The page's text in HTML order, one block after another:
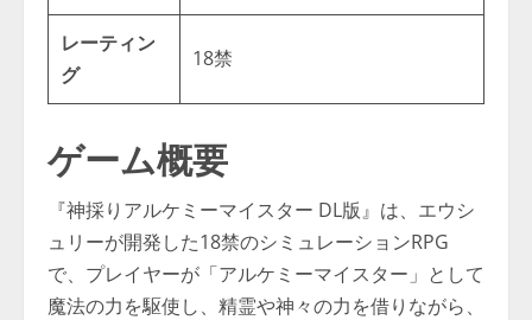
レーティン
グ
18禁
ゲーム概要
『神採りアルケミーマイスター DL版』は、エウシ
ュリーが開発した18禁のシミュレーションRPG
で、プレイヤーが「アルケミーマイスター」として
魔法の力を駆使し、精霊や神々の力を借りながら、